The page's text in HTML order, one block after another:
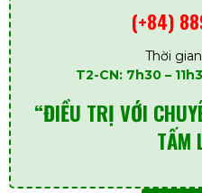
(+84)
Thời
T2-CN: 7h30 –
“ĐIỀU TRỊ VỚI
TẤM